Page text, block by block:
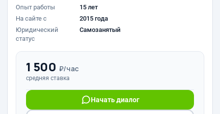
Опыт работы
15 лет
На сайте с
2015 года
Юридический
статус
Самозанятый
1 500 ₽/час
средняя ставка
Начать диалог